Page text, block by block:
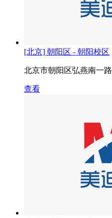
[北京] 朝阳区 - 朝阳校区
北京市朝阳区弘燕南一路
查看